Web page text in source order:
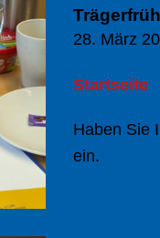
28. März
Startseite
Haben Sie
ein.